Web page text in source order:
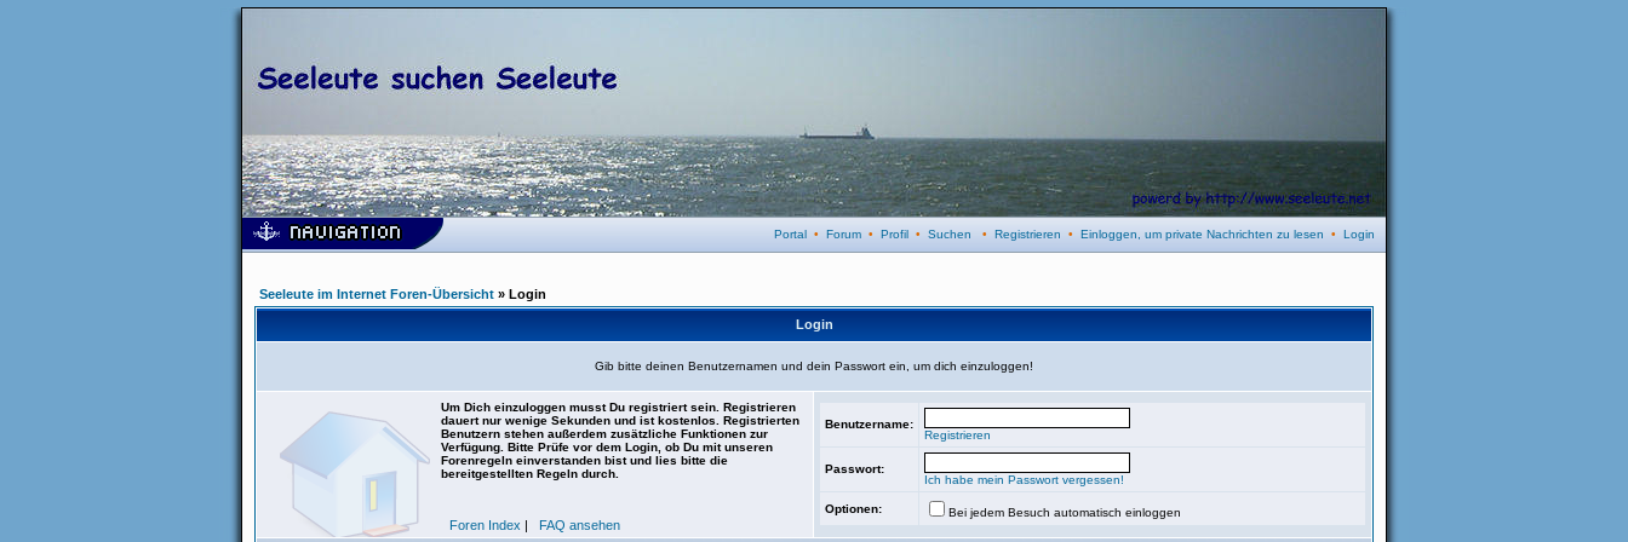
Portal • Forum • Profil • Suchen • Registrieren • Einloggen, um private Nachrichten zu lesen • Login
Seeleute im Internet Foren-Übersicht » Login
Login
Gib bitte deinen Benutzernamen und dein Passwort ein, um dich einzuloggen!
Um Dich einzuloggen musst Du registriert sein. Registrieren
dauert nur wenige Sekunden und ist kostenlos. Registrierten
Benutzern stehen außerdem zusätzliche Funktionen zur
Verfügung. Bitte Prüfe vor dem Login, ob Du mit unseren
Forenregeln einverstanden bist und lies bitte die
bereitgestellten Regeln durch.
Foren Index | FAQ ansehen
Benutzername:
Registrieren
Passwort:
Ich habe mein Passwort vergessen!
Optionen: Bei jedem Besuch automatisch einloggen